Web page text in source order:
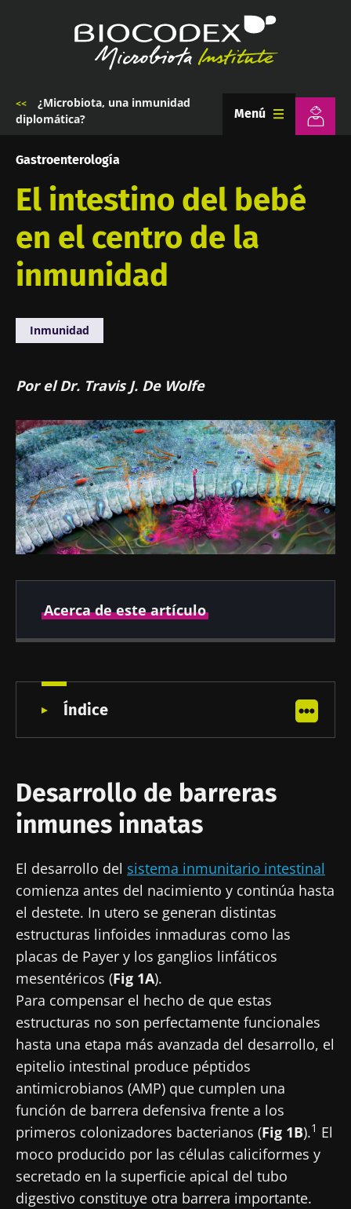
Sobrescribir
enlaces
ayuda
la
navegación
¿Microbiota, una inmunidad
diplomática?
Menú
Gastroenterología
El intestino del bebé
en el centro de la
inmunidad
Inmunidad
Por el Dr. Travis J. De Wolfe
Acerca de este artículo
Autores
Fecha de
publicación
03 Diciembre 2021
Fecha de
actualización
30 Agosto 2024
Índice
innatas
El sistema inmunitario adaptativo del
Importancia de la homeostasis
intestinal
Desarrollo de barreras
inmunes innatas
El desarrollo del sistema inmunitario intestinal
comienza antes del nacimiento y continúa hasta
el destete. In utero se generan distintas
estructuras linfoides inmaduras como las
placas de Payer y los ganglios linfáticos
mesentéricos (Fig 1A).
Para compensar el hecho de que estas
estructuras no son perfectamente funcionales
hasta una etapa más avanzada del desarrollo, el
epitelio intestinal produce péptidos
antimicrobianos (AMP) que cumplen una
función de barrera defensiva frente a los
primeros colonizadores bacterianos (Fig 1B).1 El
moco producido por las células caliciformes y
secretado en la superficie apical del tubo
digestivo constituye otra barrera importante.